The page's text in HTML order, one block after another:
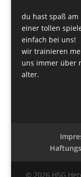
du hast spaß
einer tollen
einfach bei uns!
wir trainieren
uns immer über
alter.
© 2026 HSG